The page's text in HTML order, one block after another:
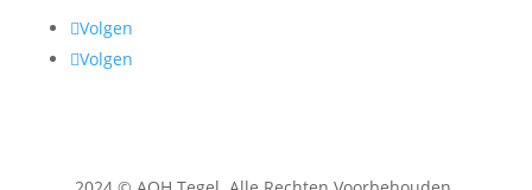
Volgen
Volgen